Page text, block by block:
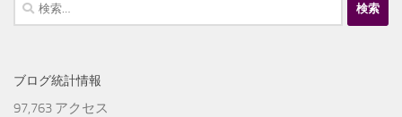
索:
ブログ統計情報
97,763 アクセス